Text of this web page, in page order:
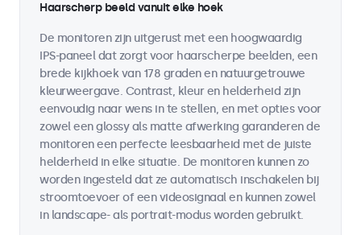
Haarscherp beeld vanuit elke hoek
De monitoren zijn uitgerust met een hoogwaardig
IPS-paneel dat zorgt voor haarscherpe beelden, een
brede kijkhoek van 178 graden en natuurgetrouwe
kleurweergave. Contrast, kleur en helderheid zijn
eenvoudig naar wens in te stellen, en met opties voor
zowel een glossy als matte afwerking garanderen de
monitoren een perfecte leesbaarheid met de juiste
helderheid in elke situatie. De monitoren kunnen zo
worden ingesteld dat ze automatisch inschakelen bij
stroomtoevoer of een videosignaal en kunnen zowel
in landscape- als portrait-modus worden gebruikt.